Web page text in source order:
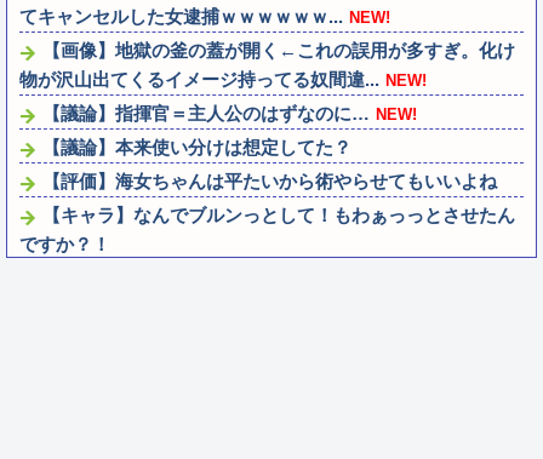
てキャンセルした女逮捕ｗｗｗｗｗｗ... NEW!
【画像】地獄の釜の蓋が開く←これの誤用が多すぎ。化け
物が沢山出てくるイメージ持ってる奴間違... NEW!
【議論】指揮官＝主人公のはずなのに… NEW!
【議論】本来使い分けは想定してた？
【評価】海女ちゃんは平たいから術やらせてもいいよね
【キャラ】なんでブルンっとして！もわぁっっとさせたん
ですか？！